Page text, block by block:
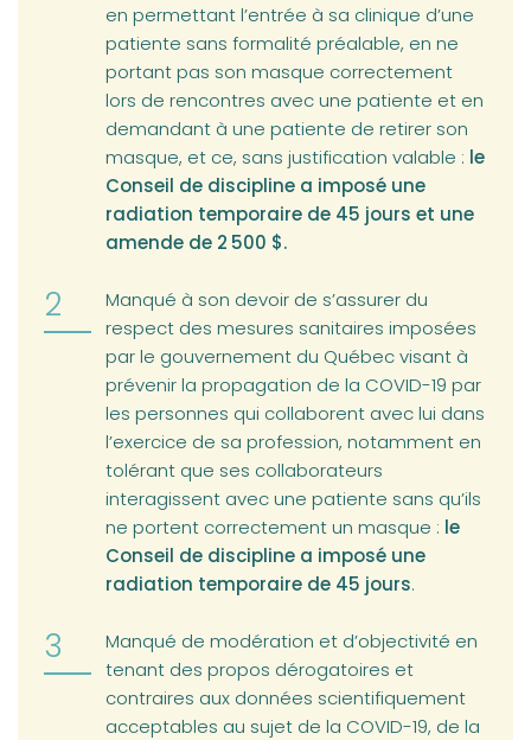
en permettant l’entrée à sa clinique d’une
patiente sans formalité préalable, en ne
portant pas son masque correctement
lors de rencontres avec une patiente et en
demandant à une patiente de retirer son
masque, et ce, sans justification valable : le
Conseil de discipline a imposé une
radiation temporaire de 45 jours et une
amende de 2 500 $.
Manqué à son devoir de s’assurer du
respect des mesures sanitaires imposées
par le gouvernement du Québec visant à
prévenir la propagation de la COVID-19 par
les personnes qui collaborent avec lui dans
l’exercice de sa profession, notamment en
tolérant que ses collaborateurs
interagissent avec une patiente sans qu’ils
ne portent correctement un masque : le
Conseil de discipline a imposé une
radiation temporaire de 45 jours.
Manqué de modération et d’objectivité en
tenant des propos dérogatoires et
contraires aux données scientifiquement
acceptables au sujet de la COVID-19, de la